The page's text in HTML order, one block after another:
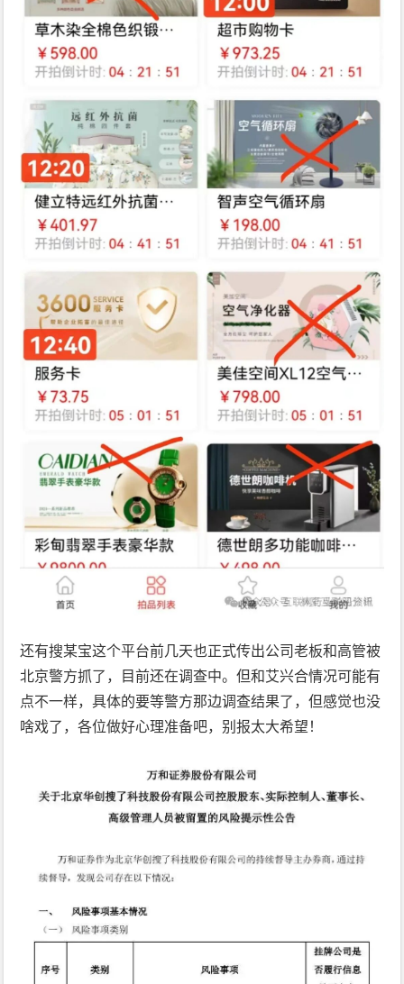
还有搜某宝这个平台前几天也正式传出公司老板和高管被
北京警方抓了，目前还在调查中。但和艾兴合情况可能有
点不一样，具体的要等警方那边调查结果了，但感觉也没
啥戏了，各位做好心理准备吧，别报太大希望！